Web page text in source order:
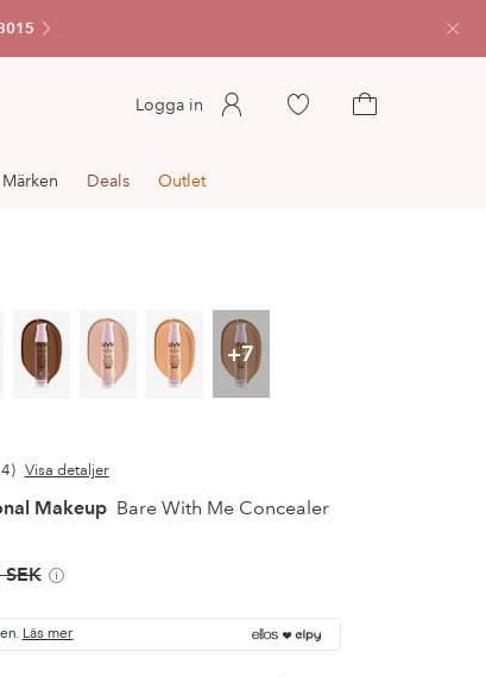
Logga in
Gå
Märken Deals Outlet
+7
4 Visa detaljer
Makeup Bare With Me Concealer
Läs mer